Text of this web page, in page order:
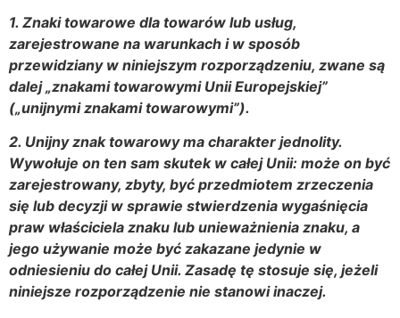
1. Znaki towarowe dla towarów lub usług,
zarejestrowane na warunkach i w sposób
przewidziany w niniejszym rozporządzeniu, zwane są
dalej „znakami towarowymi Unii Europejskiej”
(„unijnymi znakami towarowymi”).
2. Unijny znak towarowy ma charakter jednolity.
Wywołuje on ten sam skutek w całej Unii: może on być
zarejestrowany, zbyty, być przedmiotem zrzeczenia
się lub decyzji w sprawie stwierdzenia wygaśnięcia
praw właściciela znaku lub unieważnienia znaku, a
jego używanie może być zakazane jedynie w
odniesieniu do całej Unii. Zasadę tę stosuje się, jeżeli
niniejsze rozporządzenie nie stanowi inaczej.